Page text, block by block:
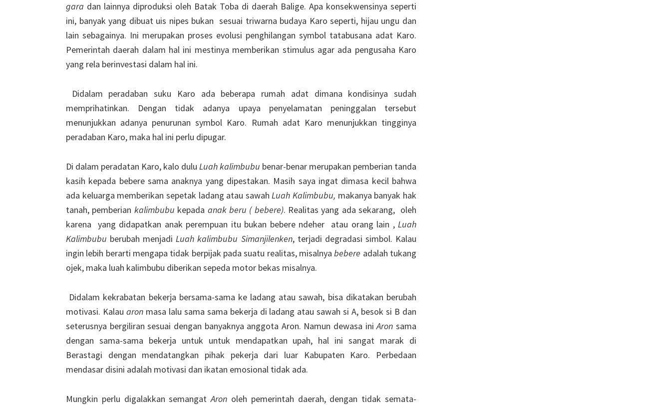
gara dan lainnya diproduksi oleh Batak Toba di daerah Balige. Apa konsekwensinya seperti
ini, banyak yang dibuat uis nipes bukan sesuai triwarna budaya Karo seperti, hijau ungu dan
lain sebagainya. Ini merupakan proses evolusi penghilangan symbol tatabusana adat Karo.
Pemerintah daerah dalam hal ini mestinya memberikan stimulus agar ada pengusaha Karo
yang rela berinvestasi dalam hal ini.
Didalam peradaban suku Karo ada beberapa rumah adat dimana kondisinya sudah
memprihatinkan. Dengan tidak adanya upaya penyelamatan peninggalan tersebut
menunjukkan adanya penurunan symbol Karo. Rumah adat Karo menunjukkan tingginya
peradaban Karo, maka hal ini perlu dipugar.
Di dalam peradatan Karo, kalo dulu Luah kalimbubu benar-benar merupakan pemberian tanda
kasih kepada bebere sama anaknya yang dipestakan. Masih saya ingat dimasa kecil bahwa
ada keluarga memberikan sepetak ladang atau sawahLuah Kalimbubu, makanya banyak hak
tanah, pemberian kalimbubu kepada anak beru ( bebere). Realitas yang ada sekarang, oleh
karena yang didapatkan anak perempuan itu bukan bebere ndeher atau orang lain , Luah
Kalimbubu berubah menjadiLuah kalimbubu Simanjilenken, terjadi degradasi simbol. Kalau
ingin lebih berarti mengapa tidak berpijak pada suatu realitas, misalnyabebere adalah tukang
ojek, maka luah kalimbubu diberikan sepeda motor bekas misalnya.
Didalam kekrabatan bekerja bersama-sama ke ladang atau sawah, bisa dikatakan berubah
motivasi. Kalau aron masa lalu sama sama bekerja di ladang atau sawah si A, besok si B dan
seterusnya bergiliran sesuai dengan banyaknya anggota Aron. Namun dewasa iniAron sama
dengan sama-sama bekerja untuk untuk mendapatkan upah, hal ini sangat marak di
Berastagi dengan mendatangkan pihak pekerja dari luar Kabupaten Karo. Perbedaan
mendasar disini adalah motivasi dan ikatan emosional tidak ada.
Mungkin perlu digalakkan semangatAron oleh pemerintah daerah, dengan tidak semata-